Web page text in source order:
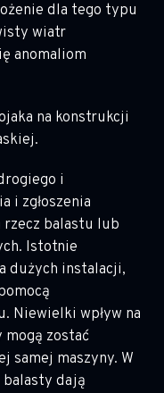
dla tego typu
wiatr
anomaliom
na konstrukcji
i
i zgłoszenia
balastu lub
Istotnie
dużych instalacji,
Niewielki wpływ na
mogą zostać
samej maszyny. W
balasty dają